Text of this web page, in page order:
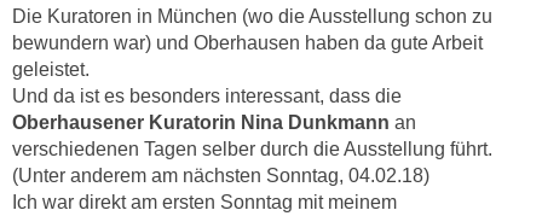
Die Kuratoren in München (wo die Ausstellung schon zu
bewundern war) und Oberhausen haben da gute Arbeit
geleistet.
Und da ist es besonders interessant, dass die
Oberhausener Kuratorin Nina Dunkmann an
verschiedenen Tagen selber durch die Ausstellung führt.
(Unter anderem am nächsten Sonntag, 04.02.18)
Ich war direkt am ersten Sonntag mit meinem